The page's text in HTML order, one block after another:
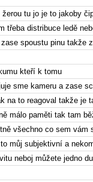
žerou tu jo je to jakoby
třeba distribuce ledě
spoustu pinu takže
kteří k tomu
sme kameru a zase
na to reagoval takže je
málo paměti tak tam
všechno co sem vám
můj subjektivní a
neboj můžete jedno